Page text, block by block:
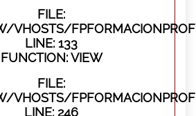
FILE:
LINE: 133
FUNCTION: VIEW
FILE:
LINE: 246